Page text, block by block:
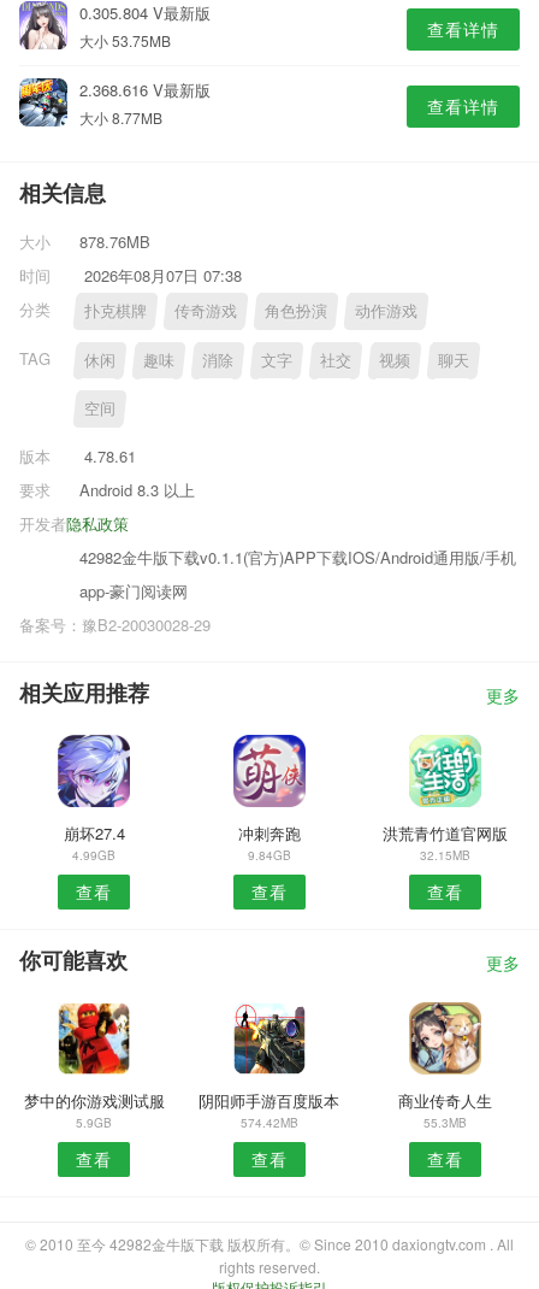
0.305.804 V最新版
大小 53.75MB 查看详情
2.368.616 V最新版
大小 8.77MB 查看详情
相关信息
大小
878.76MB
时间
2026年08月07日 07:38
分类
扑克棋牌 传奇游戏 角色扮演 动作游戏
TAG 休闲 趣味 消除 文字 社交 视频 聊天
空间
版本
4.78.61
要求
Android 8.3 以上
隐私政策
开发者
42982金牛版下载v0.1.1(官方)APP下载IOS/Android通用版/手机
app-豪门阅读网
备案号：豫B2-20030028-29
相关应用推荐 更多
崩坏27.4
4.99GB
查看
冲刺奔跑
9.84GB
查看
洪荒青竹道官网版
32.15MB
查看
你可能喜欢 更多
梦中的你游戏测试服
5.9GB
查看
阴阳师手游百度版本
574.42MB
查看
商业传奇人生
55.3MB
查看
© 2010 至今 42982金牛版下载 版权所有。© Since 2010 daxiongtv.com . All
rights reserved.